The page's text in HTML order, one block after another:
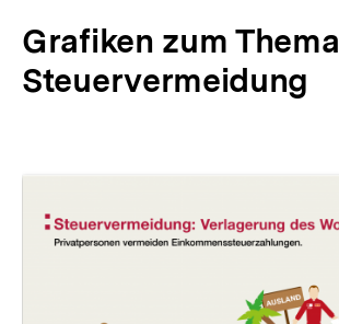
Grafiken zum Thema
Steuervermeidung